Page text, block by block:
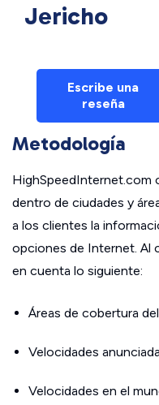
Jericho
Escribe una
reseña
Metodología
HighSpeedInternet.com
dentro de ciudades y
a los clientes la
opciones de Internet. Al
en cuenta lo siguiente:
Áreas de cobertura
Velocidades
Velocidades en el